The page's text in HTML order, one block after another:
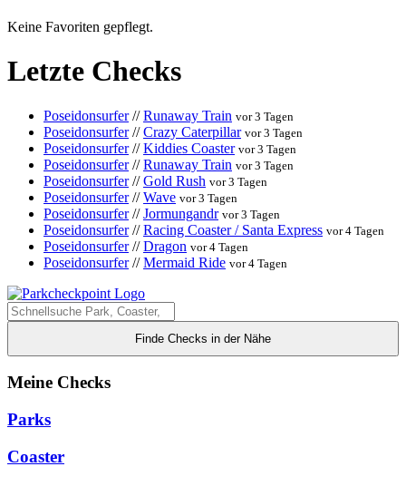
Keine Favoriten gepflegt.
Letzte Checks
Poseidonsurfer//Runaway Train vor 3 Tagen
Poseidonsurfer//Crazy Caterpillar vor 3 Tagen
Poseidonsurfer//Kiddies Coaster vor 3 Tagen
Poseidonsurfer//Runaway Train vor 3 Tagen
Poseidonsurfer//Gold Rush vor 3 Tagen
Poseidonsurfer//Wave vor 3 Tagen
Poseidonsurfer//Jormungandr vor 3 Tagen
Poseidonsurfer//Racing Coaster / Santa Express vor 4 Tagen
Poseidonsurfer//Dragon vor 4 Tagen
Poseidonsurfer//Mermaid Ride vor 4 Tagen
Finde Checks in der Nähe
Meine Checks
Parks
Coaster